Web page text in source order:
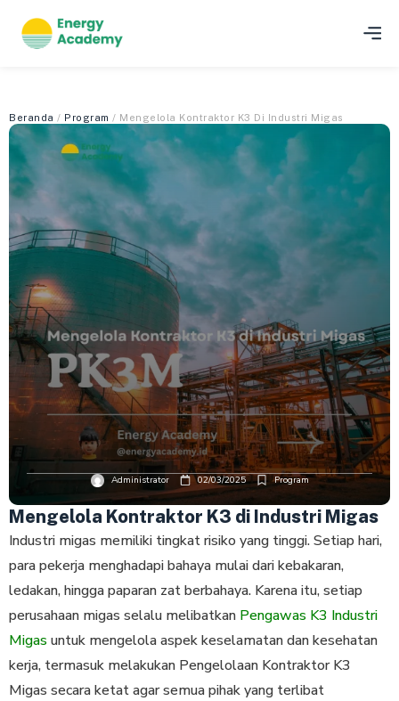
Beranda / Program / Mengelola Kontraktor K3 Di Industri Migas
Administrator 02/03/2025 Program
Mengelola Kontraktor K3 di Industri Migas
Industri migas memiliki tingkat risiko yang tinggi. Setiap hari,
para pekerja menghadapi bahaya mulai dari kebakaran,
ledakan, hingga paparan zat berbahaya. Karena itu, setiap
perusahaan migas selalu melibatkan Pengawas K3 Industri
Migas untuk mengelola aspek keselamatan dan kesehatan
kerja, termasuk melakukan Pengelolaan Kontraktor K3
Migas secara ketat agar semua pihak yang terlibat